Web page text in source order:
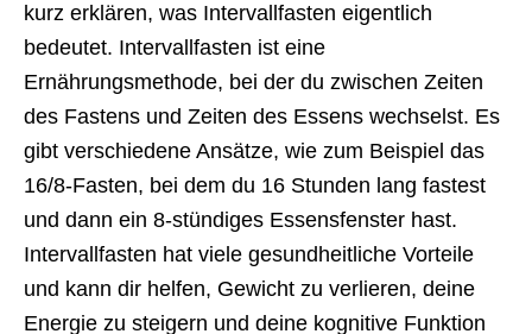
kurz erklären, was Intervallfasten eigentlich
bedeutet. Intervallfasten ist eine
Ernährungsmethode, bei der du zwischen Zeiten
des Fastens und Zeiten des Essens wechselst. Es
gibt verschiedene Ansätze, wie zum Beispiel das
16/8-Fasten, bei dem du 16 Stunden lang fastest
und dann ein 8-stündiges Essensfenster hast.
Intervallfasten hat viele gesundheitliche Vorteile
und kann dir helfen, Gewicht zu verlieren, deine
Energie zu steigern und deine kognitive Funktion